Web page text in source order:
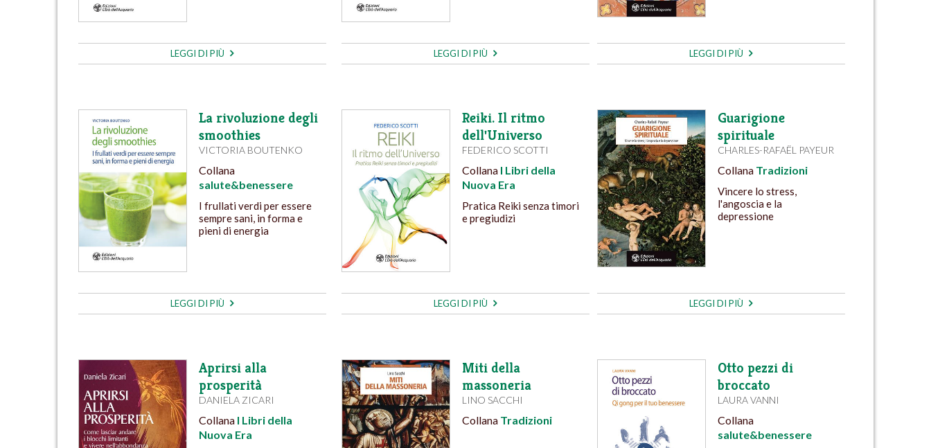
LEGGI DI PIÙ LEGGI DI PIÙ LEGGI DI PIÙ
La rivoluzione degli
smoothies
VICTORIA BOUTENKO
Collana
salute&benessere
I frullati verdi per essere
sempre sani, in forma e
pieni di energia
LEGGI DI PIÙ
Reiki. Il ritmo
dell'Universo
FEDERICO SCOTTI
Collana I Libri della
Nuova Era
Pratica Reiki senza timori
e pregiudizi
LEGGI DI PIÙ
Guarigione
spirituale
CHARLES-RAFAËL PAYEUR
Collana Tradizioni
Vincere lo stress,
l'angoscia e la
depressione
LEGGI DI PIÙ
Aprirsi alla
prosperità
DANIELA ZICARI
Collana I Libri della
Nuova Era
Miti della
massoneria
LINO SACCHI
Collana Tradizioni
Otto pezzi di
broccato
LAURA VANNI
Collana
salute&benessere